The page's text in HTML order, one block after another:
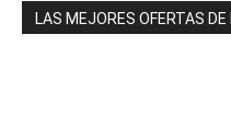
LAS MEJORES OFERTAS